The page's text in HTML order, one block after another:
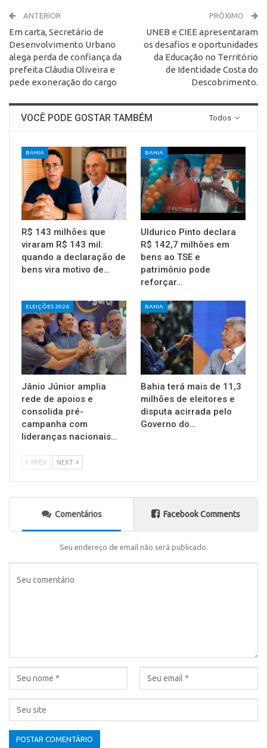
ANTERIOR
Em carta, Secretário de
Desenvolvimento Urbano
alega perda de confiança da
prefeita Cláudia Oliveira e
pede exoneração do cargo
PRÓXIMO
UNEB e CIEE apresentaram
os desafios e oportunidades
da Educação no Território
de Identidade Costa do
Descobrimento.
Todos
VOCÊ PODE GOSTAR TAMBÉM
BAHIA
R$ 143 milhões que
viraram R$ 143 mil:
quando a declaração de
bens vira motivo de…
BAHIA
Uldurico Pinto declara
R$ 142,7 milhões em
bens ao TSE e
patrimônio pode
reforçar…
ELEIÇÕES 2026
Jânio Júnior amplia
rede de apoios e
consolida pré-
campanha com
lideranças nacionais…
BAHIA
Bahia terá mais de 11,3
milhões de eleitores e
disputa acirrada pelo
Governo do…
PREV NEXT
Comentários Facebook Comments
Seu endereço de email não será publicado.